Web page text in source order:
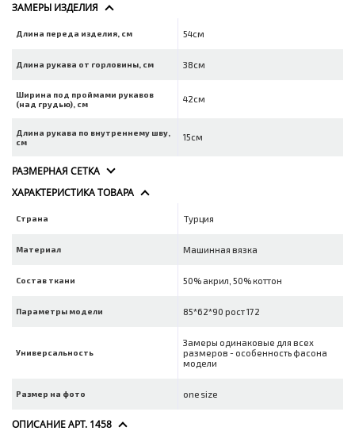
ЗАМЕРЫ ИЗДЕЛИЯ
Длина переда изделия, см 54см
Длина рукава от горловины, см 38см
Ширина под проймами рукавов
(над грудью), см
42см
Длина рукава по внутреннему шву,
см
15см
РАЗМЕРНАЯ СЕТКА
ХАРАКТЕРИСТИКА ТОВАРА
Страна Турция
Материал Машинная вязка
Состав ткани 50% акрил, 50% коттон
Параметры модели 85*62*90 рост 172
Универсальность
Замеры одинаковые для всех
размеров - особенность фасона
модели
Размер на фото one size
ОПИСАНИЕ АРТ. 1458